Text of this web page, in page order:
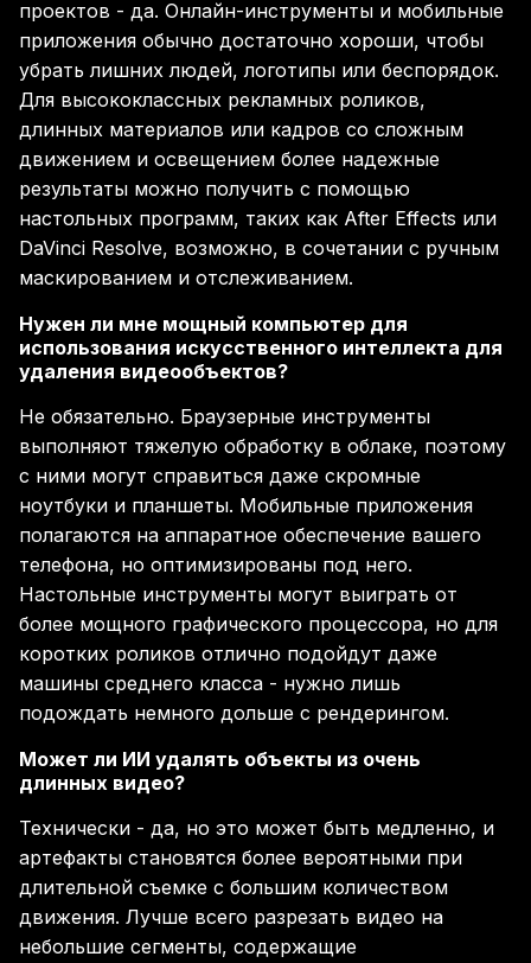
проектов - да. Онлайн-инструменты и мобильные
приложения обычно достаточно хороши, чтобы
убрать лишних людей, логотипы или беспорядок.
Для высококлассных рекламных роликов,
длинных материалов или кадров со сложным
движением и освещением более надежные
результаты можно получить с помощью
настольных программ, таких как After Effects или
DaVinci Resolve, возможно, в сочетании с ручным
маскированием и отслеживанием.
Нужен ли мне мощный компьютер для
использования искусственного интеллекта для
удаления видеообъектов?
Не обязательно. Браузерные инструменты
выполняют тяжелую обработку в облаке, поэтому
с ними могут справиться даже скромные
ноутбуки и планшеты. Мобильные приложения
полагаются на аппаратное обеспечение вашего
телефона, но оптимизированы под него.
Настольные инструменты могут выиграть от
более мощного графического процессора, но для
коротких роликов отлично подойдут даже
машины среднего класса - нужно лишь
подождать немного дольше с рендерингом.
Может ли ИИ удалять объекты из очень
длинных видео?
Технически - да, но это может быть медленно, и
артефакты становятся более вероятными при
длительной съемке с большим количеством
движения. Лучше всего разрезать видео на
небольшие сегменты, содержащие